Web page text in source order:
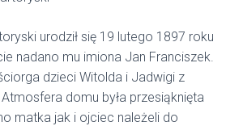
urodził się 19 lutego 1897 roku
nadano mu imiona Jan Franciszek.
dzieci Witolda i Jadwigi z
domu była przesiąknięta
matka jak i ojciec należeli do